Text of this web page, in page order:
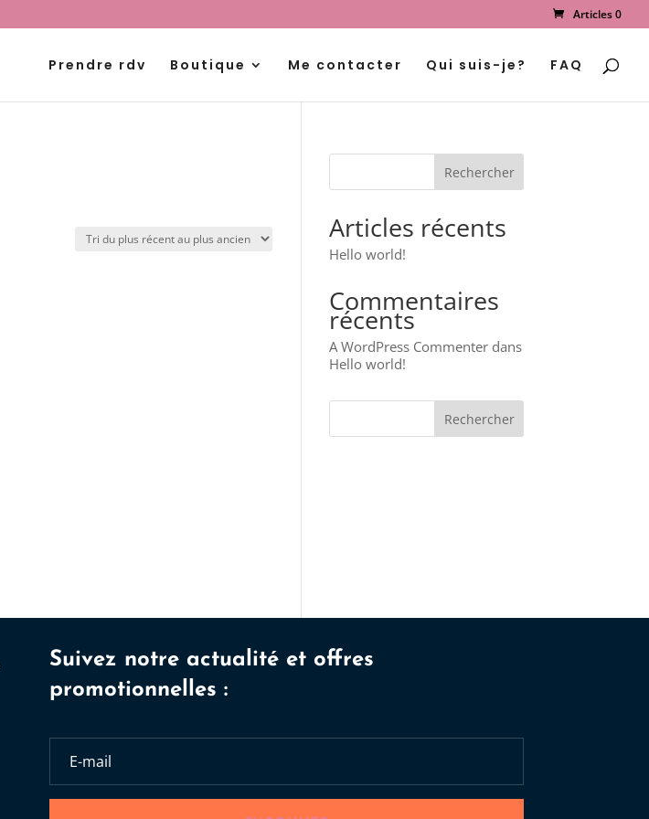
Articles 0
Prendre rdv Boutique Me contacter Qui suis-je? FAQ
Recherche
produits
Articles récents
Hello world!
Commentaires
récents
A WordPress Commenterdans
Hello world!
Rechercher
Suivez notre actualité et offres
promotionnelles :